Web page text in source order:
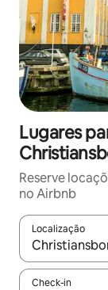
Lugares
Reserve
no Airbnb
Localização
Quando os
Check-in